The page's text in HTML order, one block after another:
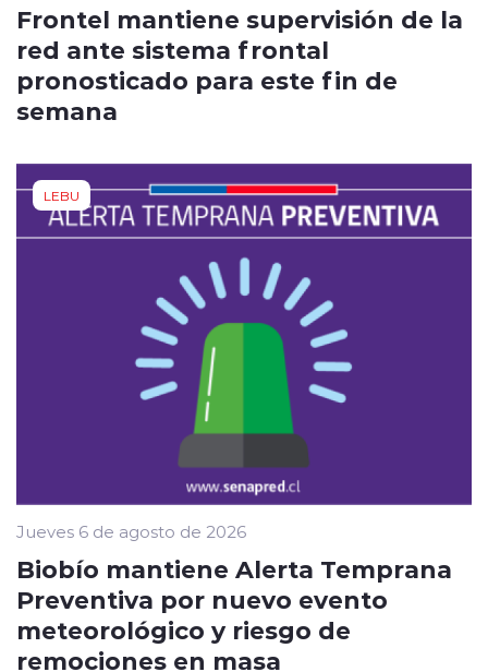
Frontel mantiene supervisión de la
red ante sistema frontal
pronosticado para este fin de
semana
LEBU
Jueves 6 de agosto de 2026
Biobío mantiene Alerta Temprana
Preventiva por nuevo evento
meteorológico y riesgo de
remociones en masa